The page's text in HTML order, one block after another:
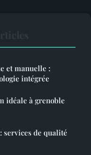
et manuelle :
intégrée
idéale à grenoble
services de qualité